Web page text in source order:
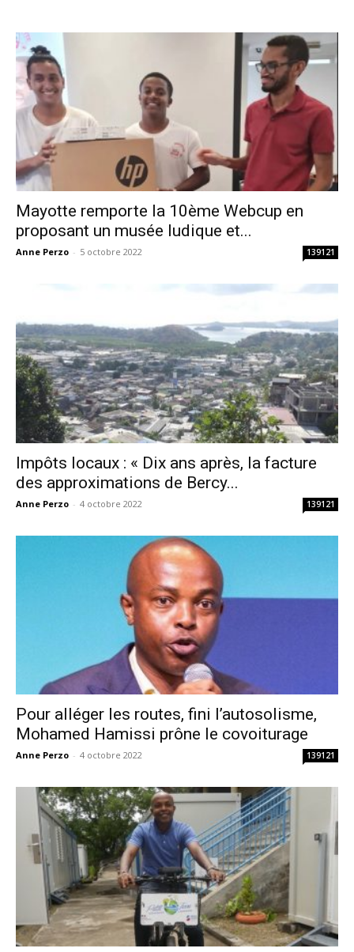
Mayotte remporte la 10ème Webcup en
proposant un musée ludique et...
Anne Perzo - 5 octobre 2022 139121
Impôts locaux : « Dix ans après, la facture
des approximations de Bercy...
Anne Perzo - 4 octobre 2022 139121
Pour alléger les routes, fini l’autosolisme,
Mohamed Hamissi prône le covoiturage
Anne Perzo - 4 octobre 2022 139121